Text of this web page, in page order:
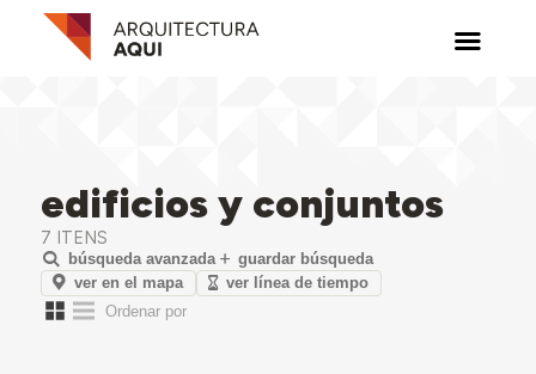
edificios y conjuntos
7 ITENS
búsqueda avanzada
guardar búsqueda
ver en el mapa
ver línea de tiempo